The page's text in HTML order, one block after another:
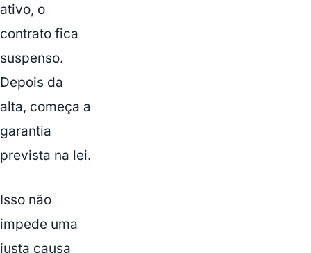
ativo, o
contrato fica
suspenso.
Depois da
alta, começa a
garantia
prevista na lei.
Isso não
impede uma
justa causa